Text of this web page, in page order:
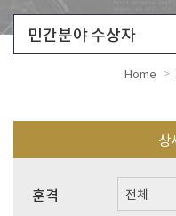
민간분야 수상자
Home >
상
훈격 전체